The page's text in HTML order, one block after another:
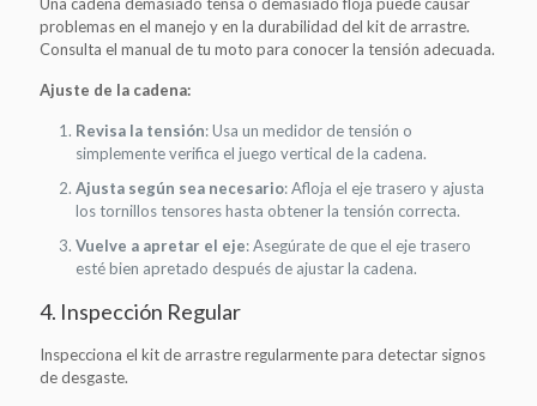
problemas en el manejo y en la durabilidad del kit de arrastre.
Consulta el manual de tu moto para conocer la tensión adecuada.
Ajuste de la cadena:
Revisa la tensión: Usa un medidor de tensión o
simplemente verifica el juego vertical de la cadena.
Ajusta según sea necesario: Afloja el eje trasero y ajusta
los tornillos tensores hasta obtener la tensión correcta.
Vuelve a apretar el eje: Asegúrate de que el eje trasero
esté bien apretado después de ajustar la cadena.
4. Inspección Regular
Inspecciona el kit de arrastre regularmente para detectar signos
de desgaste.